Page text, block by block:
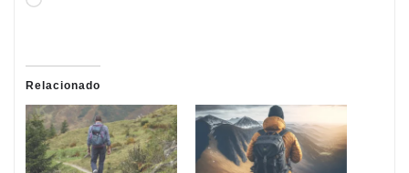
g
n
d
o
Relacionado